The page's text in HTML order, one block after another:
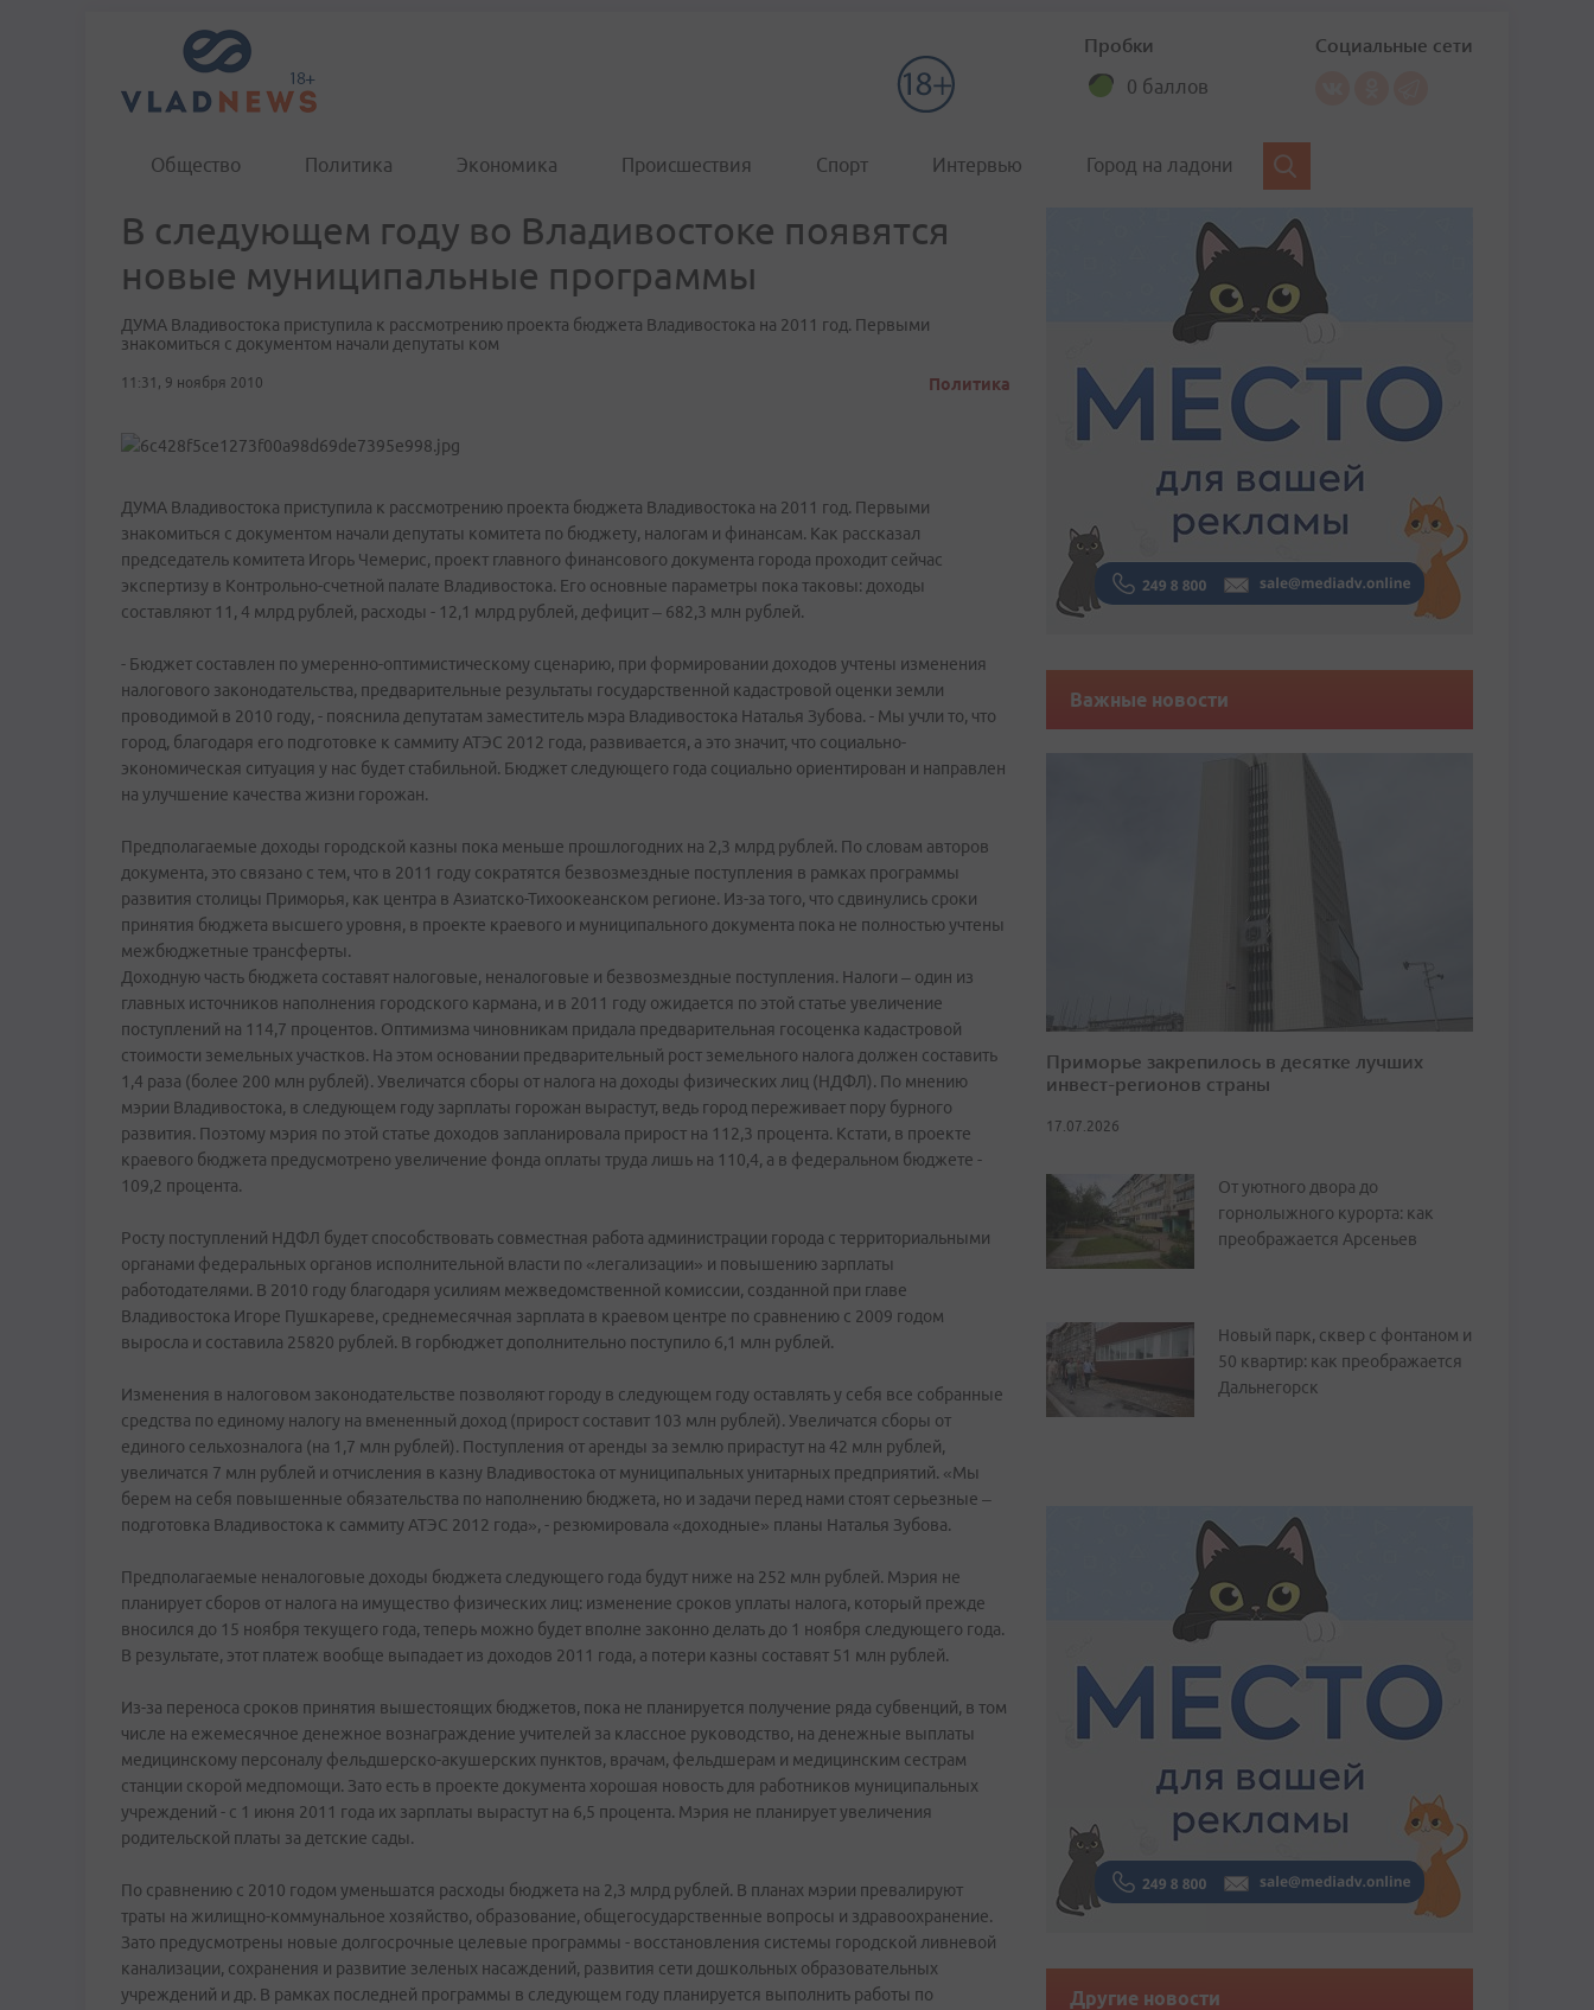
Пробки
0 баллов
Социальные сети
Общество Политика Экономика Происшествия Спорт Интервью Город на ладони
В следующем году во Владивостоке появятся
новые муниципальные программы
ДУМА Владивостока приступила к рассмотрению проекта бюджета Владивостока на 2011 год. Первыми
знакомиться с документом начали депутаты ком
11:31, 9 ноября 2010 Политика
ДУМА Владивостока приступила к рассмотрению проекта бюджета Владивостока на 2011 год. Первыми
знакомиться с документом начали депутаты комитета по бюджету, налогам и финансам. Как рассказал
председатель комитета Игорь Чемерис, проект главного финансового документа города проходит сейчас
экспертизу в Контрольно-счетной палате Владивостока. Его основные параметры пока таковы: доходы
составляют 11, 4 млрд рублей, расходы - 12,1 млрд рублей, дефицит – 682,3 млн рублей.
- Бюджет составлен по умеренно-оптимистическому сценарию, при формировании доходов учтены изменения
налогового законодательства, предварительные результаты государственной кадастровой оценки земли
проводимой в 2010 году, - пояснила депутатам заместитель мэра Владивостока Наталья Зубова. - Мы учли то, что
город, благодаря его подготовке к саммиту АТЭС 2012 года, развивается, а это значит, что социально-
экономическая ситуация у нас будет стабильной. Бюджет следующего года социально ориентирован и направлен
на улучшение качества жизни горожан.
Предполагаемые доходы городской казны пока меньше прошлогодних на 2,3 млрд рублей. По словам авторов
документа, это связано с тем, что в 2011 году сократятся безвозмездные поступления в рамках программы
развития столицы Приморья, как центра в Азиатско-Тихоокеанском регионе. Из-за того, что сдвинулись сроки
принятия бюджета высшего уровня, в проекте краевого и муниципального документа пока не полностью учтены
межбюджетные трансферты.
Доходную часть бюджета составят налоговые, неналоговые и безвозмездные поступления. Налоги – один из
главных источников наполнения городского кармана, и в 2011 году ожидается по этой статье увеличение
поступлений на 114,7 процентов. Оптимизма чиновникам придала предварительная госоценка кадастровой
стоимости земельных участков. На этом основании предварительный рост земельного налога должен составить
1,4 раза (более 200 млн рублей). Увеличатся сборы от налога на доходы физических лиц (НДФЛ). По мнению
мэрии Владивостока, в следующем году зарплаты горожан вырастут, ведь город переживает пору бурного
развития. Поэтому мэрия по этой статье доходов запланировала прирост на 112,3 процента. Кстати, в проекте
краевого бюджета предусмотрено увеличение фонда оплаты труда лишь на 110,4, а в федеральном бюджете -
109,2 процента.
Росту поступлений НДФЛ будет способствовать совместная работа администрации города с территориальными
органами федеральных органов исполнительной власти по «легализации» и повышению зарплаты
работодателями. В 2010 году благодаря усилиям межведомственной комиссии, созданной при главе
Владивостока Игоре Пушкареве, среднемесячная зарплата в краевом центре по сравнению с 2009 годом
выросла и составила 25820 рублей. В горбюджет дополнительно поступило 6,1 млн рублей.
Изменения в налоговом законодательстве позволяют городу в следующем году оставлять у себя все собранные
средства по единому налогу на вмененный доход (прирост составит 103 млн рублей). Увеличатся сборы от
единого сельхозналога (на 1,7 млн рублей). Поступления от аренды за землю прирастут на 42 млн рублей,
увеличатся 7 млн рублей и отчисления в казну Владивостока от муниципальных унитарных предприятий. «Мы
берем на себя повышенные обязательства по наполнению бюджета, но и задачи перед нами стоят серьезные –
подготовка Владивостока к саммиту АТЭС 2012 года», - резюмировала «доходные» планы Наталья Зубова.
Предполагаемые неналоговые доходы бюджета следующего года будут ниже на 252 млн рублей. Мэрия не
планирует сборов от налога на имущество физических лиц: изменение сроков уплаты налога, который прежде
вносился до 15 ноября текущего года, теперь можно будет вполне законно делать до 1 ноября следующего года.
В результате, этот платеж вообще выпадает из доходов 2011 года, а потери казны составят 51 млн рублей.
Из-за переноса сроков принятия вышестоящих бюджетов, пока не планируется получение ряда субвенций, в том
числе на ежемесячное денежное вознаграждение учителей за классное руководство, на денежные выплаты
медицинскому персоналу фельдшерско-акушерских пунктов, врачам, фельдшерам и медицинским сестрам
станции скорой медпомощи. Зато есть в проекте документа хорошая новость для работников муниципальных
учреждений - с 1 июня 2011 года их зарплаты вырастут на 6,5 процента. Мэрия не планирует увеличения
родительской платы за детские сады.
По сравнению с 2010 годом уменьшатся расходы бюджета на 2,3 млрд рублей. В планах мэрии превалируют
траты на жилищно-коммунальное хозяйство, образование, общегосударственные вопросы и здравоохранение.
Зато предусмотрены новые долгосрочные целевые программы - восстановления системы городской ливневой
канализации, сохранения и развитие зеленых насаждений, развития сети дошкольных образовательных
учреждений и др. В рамках последней программы в следующем году планируется выполнить работы по
Важные новости
Приморье закрепилось в десятке лучших
инвест-регионов страны
17.07.2026
От уютного двора до
горнолыжного курорта: как
преображается Арсеньев
Новый парк, сквер с фонтаном и
50 квартир: как преображается
Дальнегорск
Другие новости